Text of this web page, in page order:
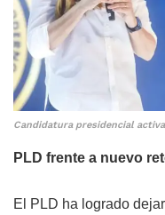
Candidatura presidencial
PLD frente a nuevo
El PLD ha logrado